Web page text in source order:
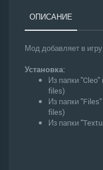
ОПИСАНИЕ
Мод добавляет в игру
Установка:
Из папки
files)
Из папки
files)
Из папки